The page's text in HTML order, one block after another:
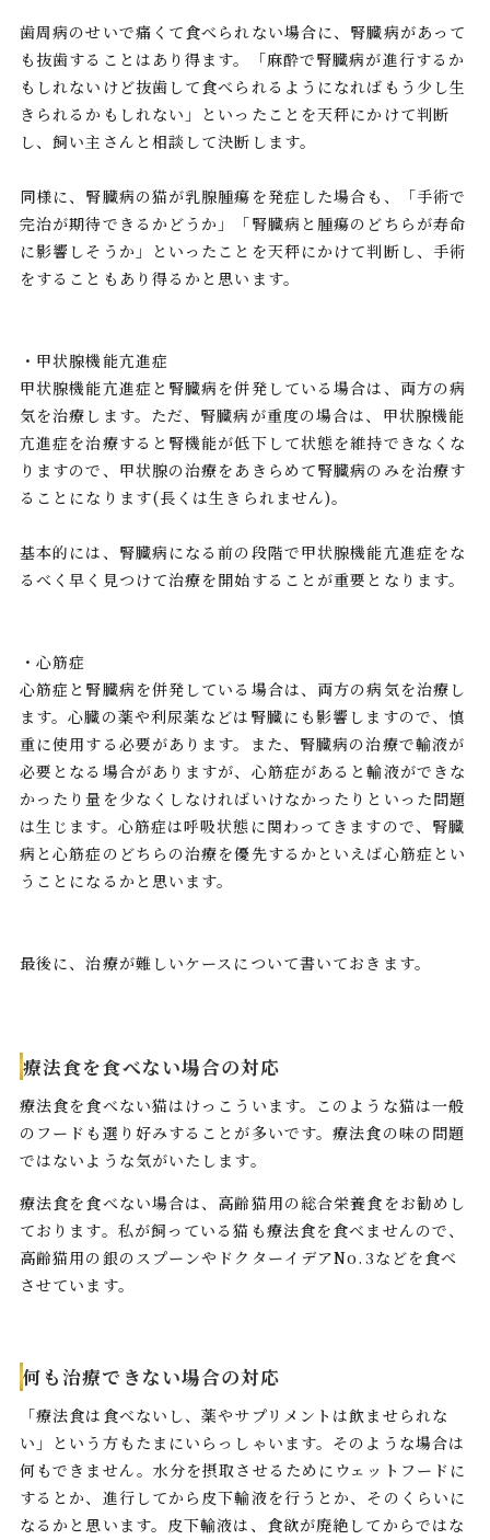
歯周病のせいで痛くて食べられない場合に、腎臓病があって
も抜歯することはあり得ます。「麻酔で腎臓病が進行するか
もしれないけど抜歯して食べられるようになればもう少し生
きられるかもしれない」といったことを天秤にかけて判断
し、飼い主さんと相談して決断します。
同様に、腎臓病の猫が乳腺腫瘍を発症した場合も、「手術で
完治が期待できるかどうか」「腎臓病と腫瘍のどちらが寿命
に影響しそうか」といったことを天秤にかけて判断し、手術
をすることもあり得るかと思います。
・甲状腺機能亢進症
甲状腺機能亢進症と腎臓病を併発している場合は、両方の病
気を治療します。ただ、腎臓病が重度の場合は、甲状腺機能
亢進症を治療すると腎機能が低下して状態を維持できなくな
りますので、甲状腺の治療をあきらめて腎臓病のみを治療す
ることになります(長くは生きられません)。
基本的には、腎臓病になる前の段階で甲状腺機能亢進症をな
るべく早く見つけて治療を開始することが重要となります。
・心筋症
心筋症と腎臓病を併発している場合は、両方の病気を治療し
ます。心臓の薬や利尿薬などは腎臓にも影響しますので、慎
重に使用する必要があります。また、腎臓病の治療で輸液が
必要となる場合がありますが、心筋症があると輸液ができな
かったり量を少なくしなければいけなかったりといった問題
は生じます。心筋症は呼吸状態に関わってきますので、腎臓
病と心筋症のどちらの治療を優先するかといえば心筋症とい
うことになるかと思います。
最後に、治療が難しいケースについて書いておきます。
療法食を食べない場合の対応
療法食を食べない猫はけっこういます。このような猫は一般
のフードも選り好みすることが多いです。療法食の味の問題
ではないような気がいたします。
療法食を食べない場合は、高齢猫用の総合栄養食をお勧めし
ております。私が飼っている猫も療法食を食べませんので、
高齢猫用の銀のスプーンやドクターイデアNo.3などを食べ
させています。
何も治療できない場合の対応
「療法食は食べないし、薬やサプリメントは飲ませられな
い」という方もたまにいらっしゃいます。そのような場合は
何もできません。水分を摂取させるためにウェットフードに
するとか、進行してから皮下輸液を行うとか、そのくらいに
なるかと思います。皮下輸液は、食欲が廃絶してからではな